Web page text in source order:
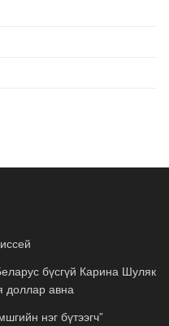
бүсгүй Карина Шуляк
доллар авна
нэг бүтээгч”